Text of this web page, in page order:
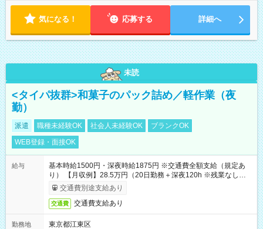
気になる！ 応募する 詳細へ
未読
<タイパ抜群>和菓子のパック詰め／軽作業（夜
勤）
派遣 職種未経験OK 社会人未経験OK
ブランクOK
WEB登録・面接OK
給与
基本時給1500円・深夜時給1875円 ※交通費全額支給（規定あ
り） 【月収例】28.5万円（20日勤務＋深夜120h ※残業なしの場
合）交通費別途支給あり
交通費 交通費支給あり
勤務地
東京都江東区